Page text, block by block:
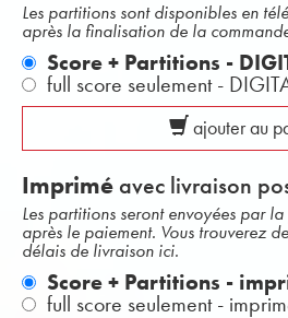
Les partitions sont disponibles en
après la finalisation de la
Score + Partitions -
full score seulement -
ajouter au
Imprimé avec livraison
Les partitions seront envoyées par
après le paiement. Vous trouverez
délais de livraison ici.
Score + Partitions -
full score seulement -